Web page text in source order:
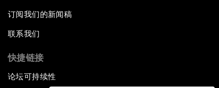
订阅我们的新闻稿
联系我们
快捷链接
论坛可持续性